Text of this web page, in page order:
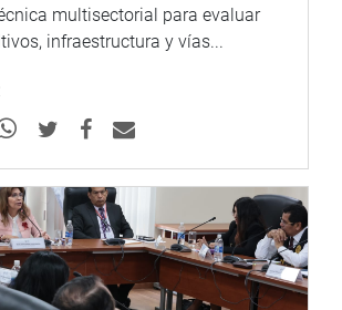
multisectorial para evaluar
infraestructura y vías...